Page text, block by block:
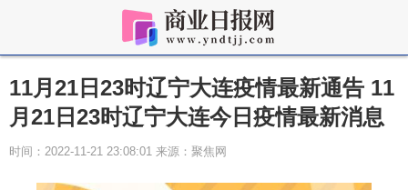
11月21日23时辽宁大连疫情最新通告 11
月21日23时辽宁大连今日疫情最新消息
时间：2022-11-21 23:08:01 来源：聚焦网